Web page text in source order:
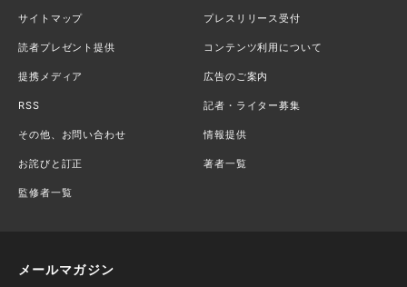
サイトマップ プレスリリース受付
読者プレゼント提供 コンテンツ利用について
提携メディア 広告のご案内
RSS 記者・ライター募集
その他、お問い合わせ 情報提供
お詫びと訂正 著者一覧
監修者一覧
メールマガジン